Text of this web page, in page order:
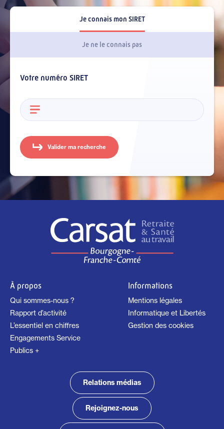
Je connais mon SIRET
Je ne le connais pas
Votre numéro SIRET
À propos
Qui sommes-nous ?
Rapport d’activité
L’essentiel en chiffres
Engagements Service
Publics +
Informations
Mentions légales
Informatique et Libertés
Gestion des cookies
Relations médias
Rejoignez-nous